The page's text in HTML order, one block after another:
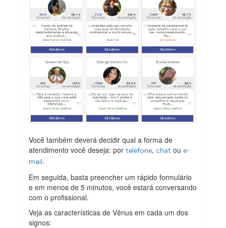
Você também deverá decidir qual a forma de
atendimento você deseja: portelefone,chat oue-
mail.
Em seguida, basta preencher um rápido formulário
e em menos de 5 minutos, você estará conversando
com o profissional.
Veja as características de Vênus em cada um dos
signos: